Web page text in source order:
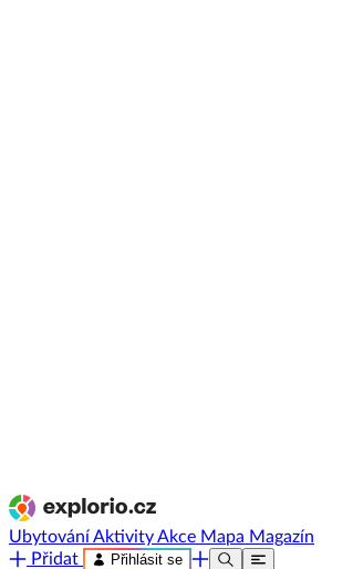
UbytováníAktivityAkce Mapa Magazín
Přidat
Přihlásit se